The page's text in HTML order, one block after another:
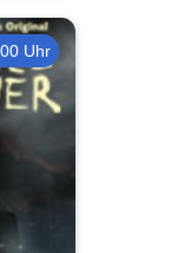
Uhr